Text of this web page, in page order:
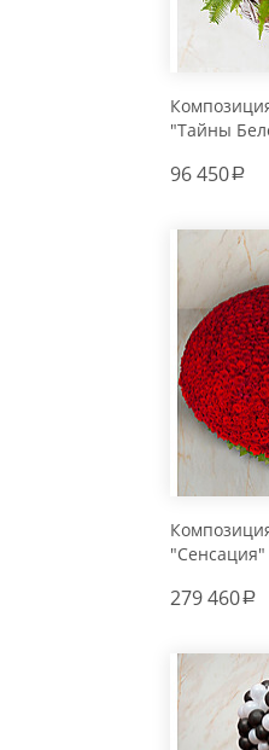
"Тайны
96 450a
"Сенсация"
279 460a